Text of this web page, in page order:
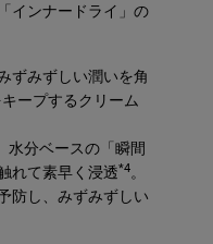
インナードライ」の
ずみずしい潤いを角
ープするクリーム
水分ベースの「瞬間
れて素早く浸透*4。
防し、みずみずしい